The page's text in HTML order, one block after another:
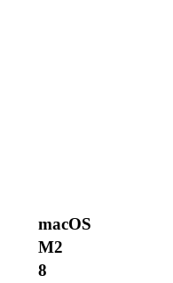
macOS
M2
8